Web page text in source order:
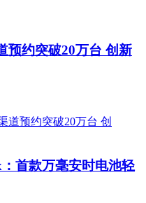
预约突破20万台 创新
首款万毫安时电池轻